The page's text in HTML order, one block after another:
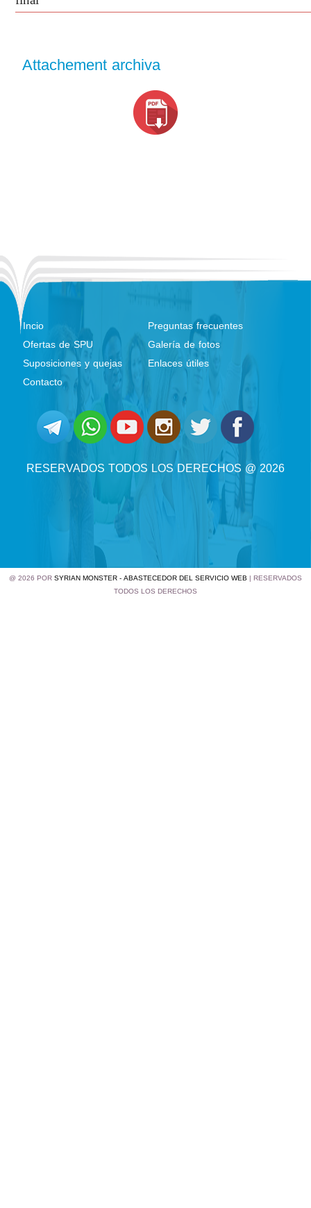
Attachement archiva
Incio
Preguntas frecuentes
Ofertas de SPU
Galería de fotos
Suposiciones y quejas
Enlaces útiles
Contacto
RESERVADOS TODOS LOS DERECHOS @ 2026
@ 2026 PORSYRIAN MONSTER - ABASTECEDOR DEL SERVICIO WEB | RESERVADOS
TODOS LOS DERECHOS